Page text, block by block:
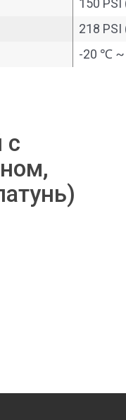
150 PSI
218 PSI
-20 ℃
с